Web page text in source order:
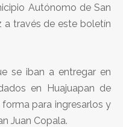
Autónomo de San
a través de este boletín
se iban a entregar en
en Huajuapan de
para ingresarlos y
Juan Copala.